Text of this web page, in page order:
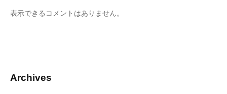
表示できるコメントはありません。
Archives